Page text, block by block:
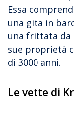
Essa
una gita in
una frittata da
sue proprietà
di 3000 anni.
Le vette di